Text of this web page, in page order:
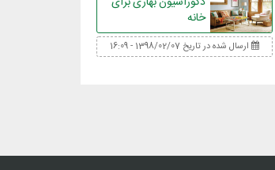
خانه
ارسال شده در تاریخ 1398/02/07 - 16:09